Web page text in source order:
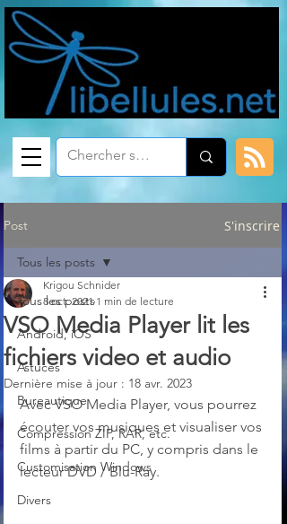
Post S'inscrire
Tous les posts
Android, iOS
Astuces
Bureautique
Compression ZIP, RAR, etc.
Customisation Windows
Divers
Tous les posts
VSO Media Player lit les
fichiers video et audio
Krigou Schnider
8 oct. 2021 1 min de lecture
Dernière mise à jour : 18 avr. 2023
Avec VSO Media Player, vous pourrez
écouter vos musiques et visualiser vos
films à partir du PC, y compris dans le
lecteur DVD / Blu-Ray.